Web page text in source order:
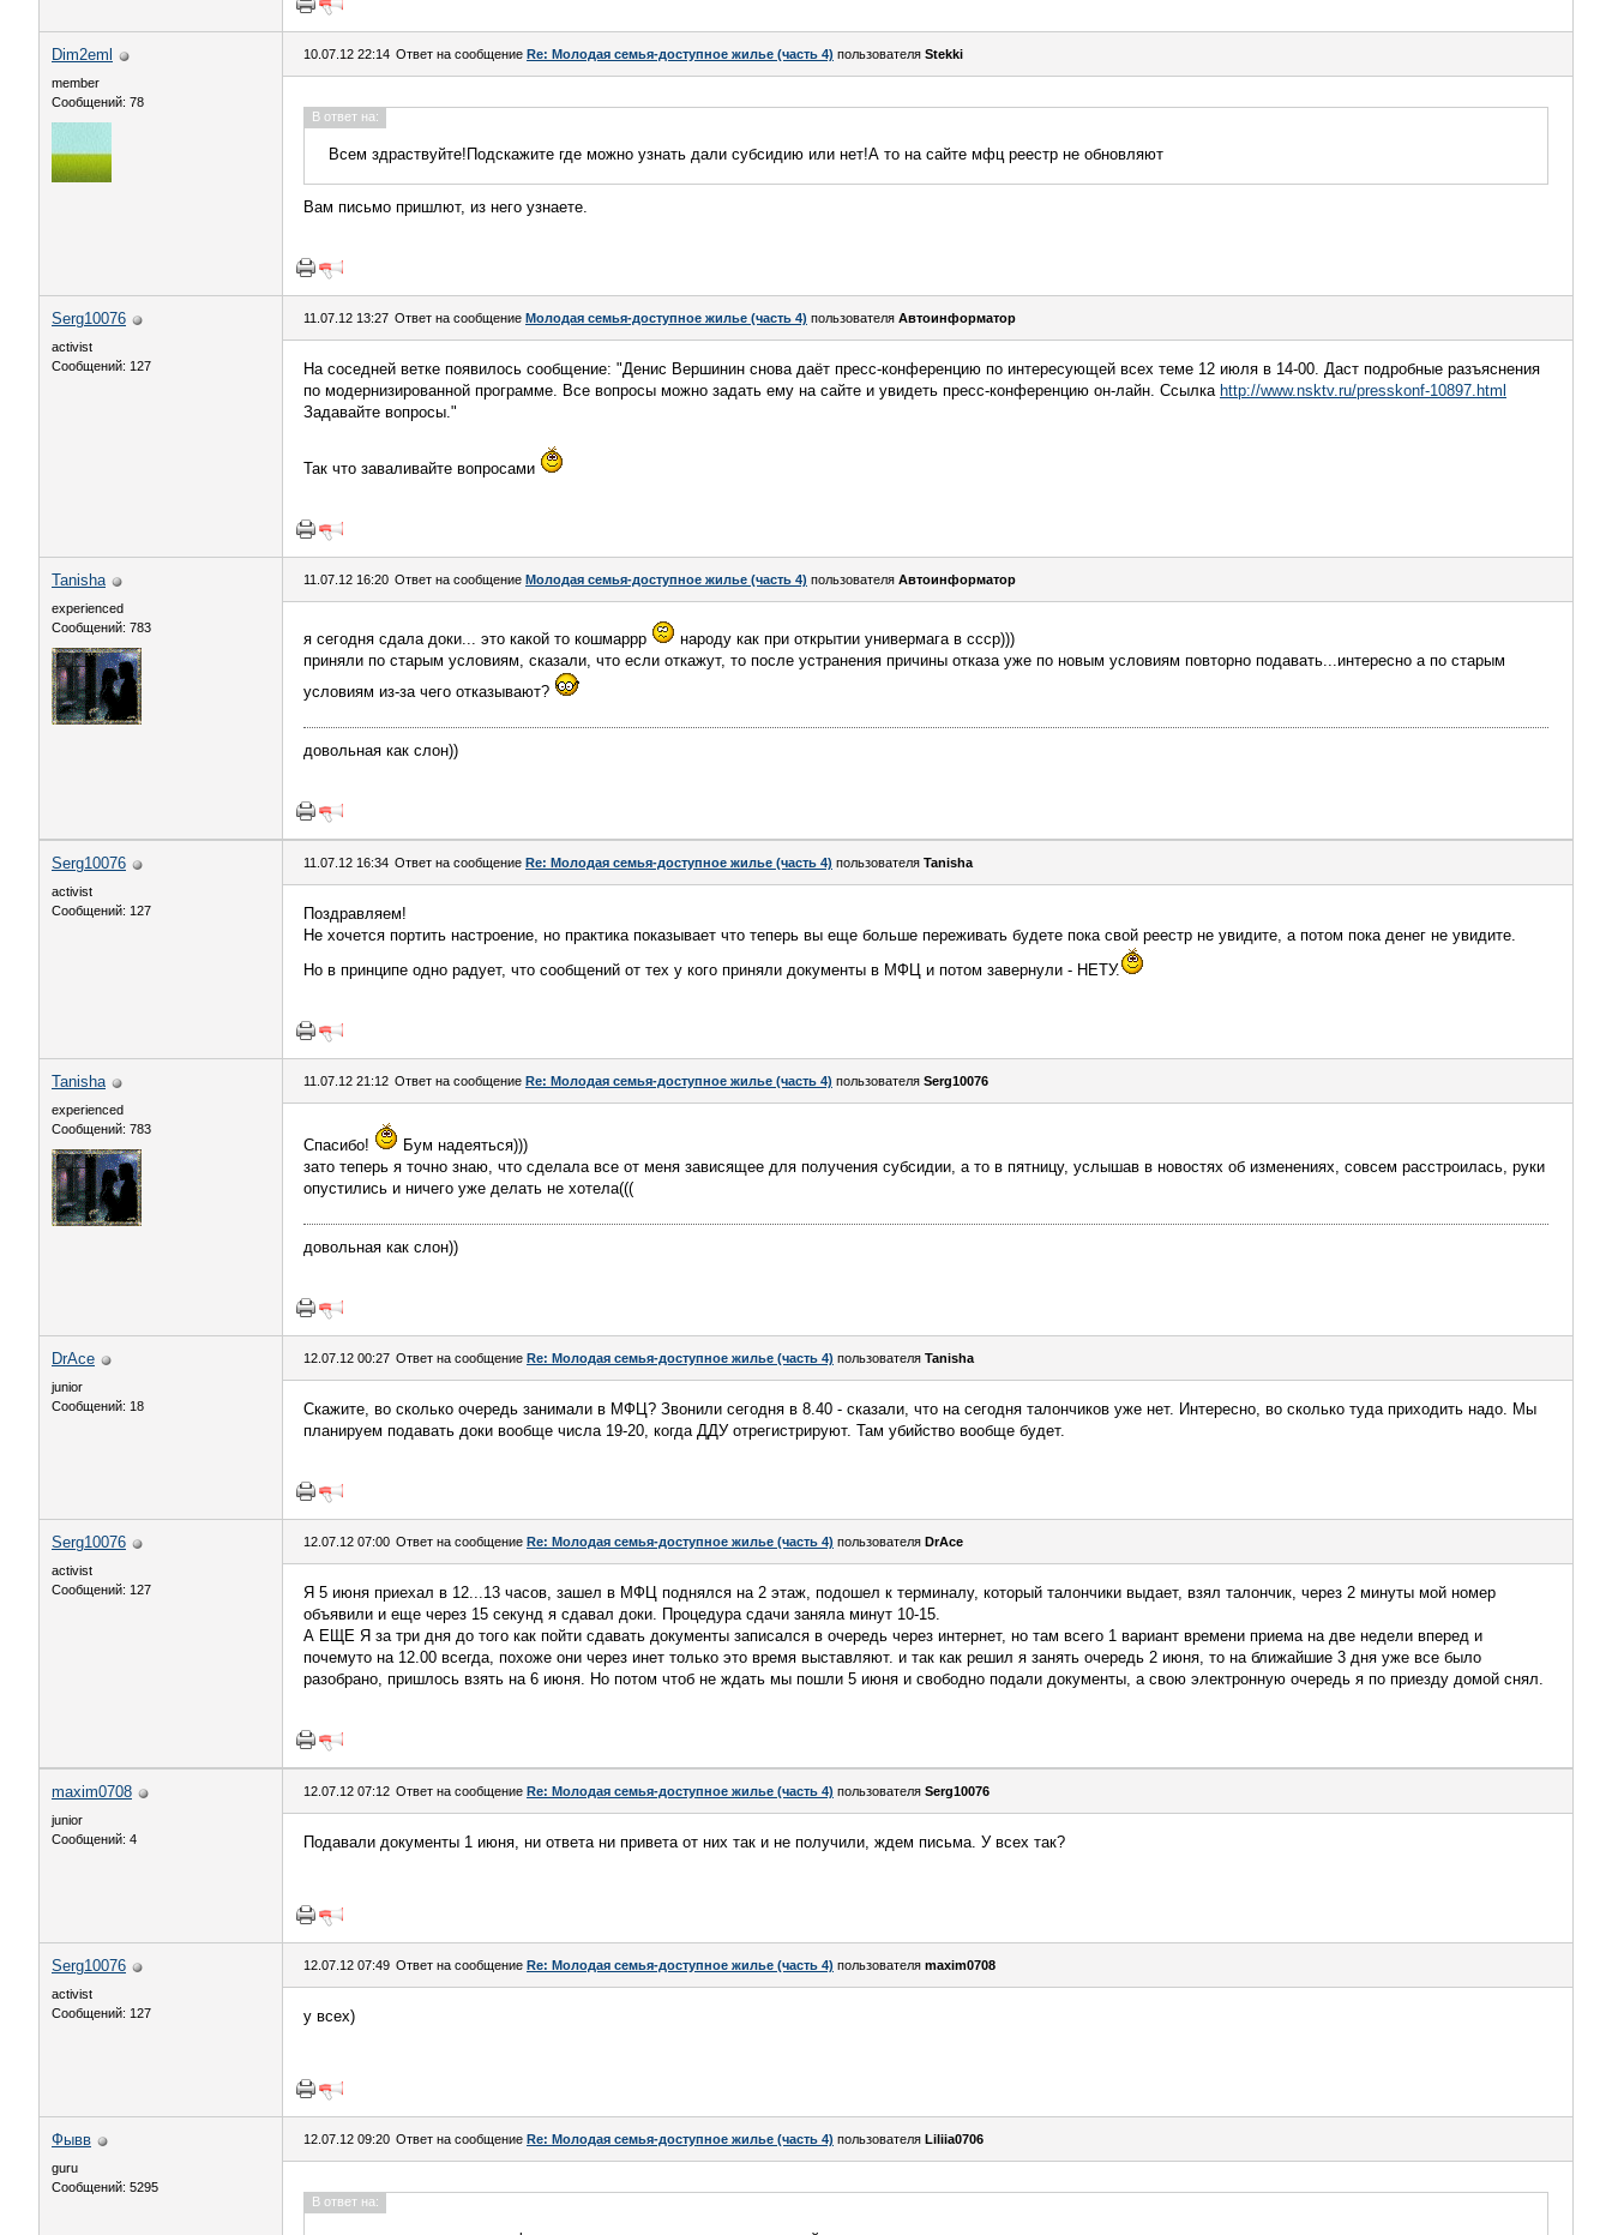
Dim2eml
member
Сообщений: 78
10.07.12 22:14 Ответ на сообщение Re: Молодая семья-доступное жилье (часть 4) пользователя Stekki
В ответ на:
Всем здраствуйте!Подскажите где можно узнать дали субсидию или нет!А то на сайте мфц реестр не обновляют
Вам письмо пришлют, из него узнаете.
Serg10076
activist
Сообщений: 127
11.07.12 13:27 Ответ на сообщение Молодая семья-доступное жилье (часть 4) пользователя Автоинформатор
На соседней ветке появилось сообщение: "Денис Вершинин снова даёт пресс-конференцию по интересующей всех теме 12 июля в 14-00. Даст подробные разъяснения
по модернизированной программе. Все вопросы можно задать ему на сайте и увидеть пресс-конференцию он-лайн. Ссылка http://www.nsktv.ru/presskonf-10897.html
Задавайте вопросы."
Так что заваливайте вопросами
Tanisha
experienced
Сообщений: 783
11.07.12 16:20 Ответ на сообщение Молодая семья-доступное жилье (часть 4) пользователя Автоинформатор
я сегодня сдала доки... это какой то кошмаррр
народу как при открытии универмага в ссср)))
приняли по старым условиям, сказали, что если откажут, то после устранения причины отказа уже по новым условиям повторно подавать...интересно а по старым
условиям из-за чего отказывают?
довольная как слон))
Serg10076
activist
Сообщений: 127
11.07.12 16:34 Ответ на сообщение Re: Молодая семья-доступное жилье (часть 4) пользователя Tanisha
Поздравляем!
Не хочется портить настроение, но практика показывает что теперь вы еще больше переживать будете пока свой реестр не увидите, а потом пока денег не увидите.
Но в принципе одно радует, что сообщений от тех у кого приняли документы в МФЦ и потом завернули - НЕТУ.
Tanisha
experienced
Сообщений: 783
11.07.12 21:12 Ответ на сообщение Re: Молодая семья-доступное жилье (часть 4) пользователя Serg10076
Спасибо!
Бум надеяться)))
зато теперь я точно знаю, что сделала все от меня зависящее для получения субсидии, а то в пятницу, услышав в новостях об изменениях, совсем расстроилась, руки
опустились и ничего уже делать не хотела(((
довольная как слон))
DrAce
junior
Сообщений: 18
12.07.12 00:27 Ответ на сообщение Re: Молодая семья-доступное жилье (часть 4) пользователя Tanisha
Скажите, во сколько очередь занимали в МФЦ? Звонили сегодня в 8.40 - сказали, что на сегодня талончиков уже нет. Интересно, во сколько туда приходить надо. Мы
планируем подавать доки вообще числа 19-20, когда ДДУ отрегистрируют. Там убийство вообще будет.
Serg10076
activist
Сообщений: 127
12.07.12 07:00 Ответ на сообщение Re: Молодая семья-доступное жилье (часть 4) пользователя DrAce
Я 5 июня приехал в 12...13 часов, зашел в МФЦ поднялся на 2 этаж, подошел к терминалу, который талончики выдает, взял талончик, через 2 минуты мой номер
объявили и еще через 15 секунд я сдавал доки. Процедура сдачи заняла минут 10-15.
А ЕЩЕ Я за три дня до того как пойти сдавать документы записался в очередь через интернет, но там всего 1 вариант времени приема на две недели вперед и
почемуто на 12.00 всегда, похоже они через инет только это время выставляют. и так как решил я занять очередь 2 июня, то на ближайшие 3 дня уже все было
разобрано, пришлось взять на 6 июня. Но потом чтоб не ждать мы пошли 5 июня и свободно подали документы, а свою электронную очередь я по приезду домой снял.
maxim0708
junior
Сообщений: 4
12.07.12 07:12 Ответ на сообщение Re: Молодая семья-доступное жилье (часть 4) пользователя Serg10076
Подавали документы 1 июня, ни ответа ни привета от них так и не получили, ждем письма. У всех так?
Serg10076
activist
Сообщений: 127
12.07.12 07:49 Ответ на сообщение Re: Молодая семья-доступное жилье (часть 4) пользователя maxim0708
у всех)
Фывв
guru
Сообщений: 5295
12.07.12 09:20 Ответ на сообщение Re: Молодая семья-доступное жилье (часть 4) пользователя Liliia0706
В ответ на: